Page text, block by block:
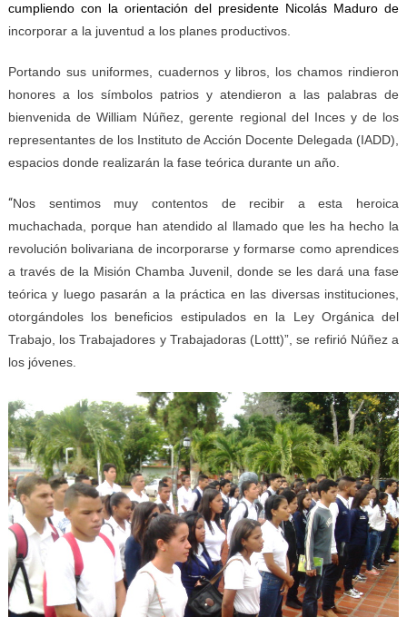
cumpliendo con la orientación del presidente Nicolás Maduro de
incorporar a la juventud a los planes productivos.
Portando sus uniformes, cuadernos y libros, los chamos rindieron
honores a los símbolos patrios y atendieron a las palabras de
bienvenida de William Núñez, gerente regional del Inces y de los
representantes de los Instituto de Acción Docente Delegada (IADD),
espacios donde realizarán la fase teórica durante un año.
“Nos sentimos muy contentos de recibir a esta heroica
muchachada, porque han atendido al llamado que les ha hecho la
revolución bolivariana de incorporarse y formarse como aprendices
a través de la Misión Chamba Juvenil, donde se les dará una fase
teórica y luego pasarán a la práctica en las diversas instituciones,
otorgándoles los beneficios estipulados en la Ley Orgánica del
Trabajo, los Trabajadores y Trabajadoras (Lottt)”, se refirió Núñez a
los jóvenes.